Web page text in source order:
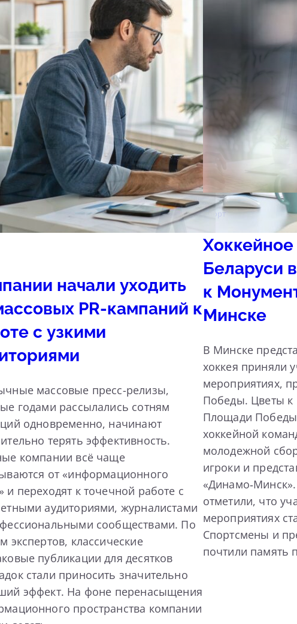
начали уходить
PR-кампаний к
с узкими
массовые пресс-релизы,
годами рассылались сотням
одновременно, начинают
терять эффективность.
компании всё чаще
от «информационного
и переходят к точечной работе с
аудиториями, журналистами
сообществами. По
экспертов, классические
публикации для десятков
стали приносить значительно
эффект. На фоне перенасыщения
пространства компании
Спорт
Беларуси
к
Минске
В Минске
хоккея приняли
мероприятиях,
Победы. Цветы
Площади Победы
хоккейной
молодежной
игроки и
отметили, что
мероприятиях
Спортсмены и
почтили память